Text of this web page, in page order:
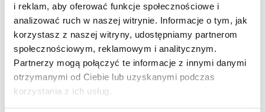
i reklam, aby oferować funkcje społecznościowe i
analizować ruch w naszej witrynie. Informacje o tym, jak
korzystasz z naszej witryny, udostępniamy partnerom
społecznościowym, reklamowym i analitycznym.
Partnerzy mogą połączyć te informacje z innymi danymi
otrzymanymi od Ciebie lub uzyskanymi podczas
korzystania z ich usług.
Termometry
Zobacz wszystko
Meble medyczne
Wróć
Kozetki
Pielęgnacja mebli